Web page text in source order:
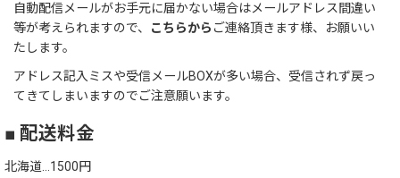
自動配信メールがお手元に届かない場合はメールアドレス間違い
等が考えられますので、
こちらから ご連絡頂きます様、お願いい
たします。
アドレス記入ミスや受信メールBOXが多い場合、受信されず戻っ
てきてしまいますのでご注意願います。
■ 配送料金
北海道…1500円